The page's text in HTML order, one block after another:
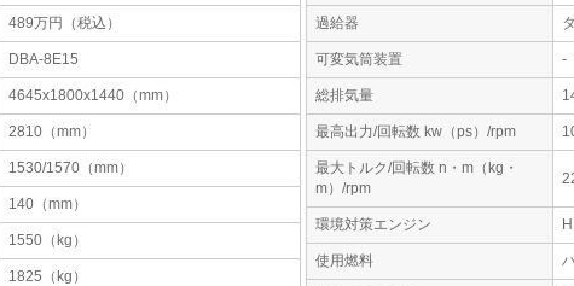
489万円（税込）
DBA-8E15
4645x1800x1440（mm）
2810（mm）
1530/1570（mm）
140（mm）
1550（kg）
1825（kg）
過給器
可変気筒装置 -
総排気量
最高出力/回転数 kw（ps）/rpm
最大トルク/回転数 n・m（kg・
m）/rpm
環境対策エンジン
使用燃料